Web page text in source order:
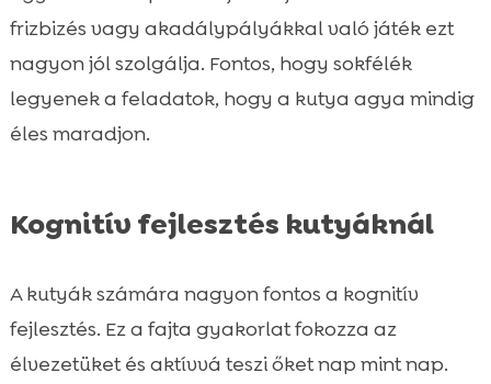
frizbizés vagy akadálypályákkal való játék ezt
nagyon jól szolgálja. Fontos, hogy sokfélék
legyenek a feladatok, hogy a kutya agya mindig
éles maradjon.
Kognitív fejlesztés kutyáknál
A kutyák számára nagyon fontos a kognitív
fejlesztés. Ez a fajta gyakorlat fokozza az
élvezetüket és aktívvá teszi őket nap mint nap.